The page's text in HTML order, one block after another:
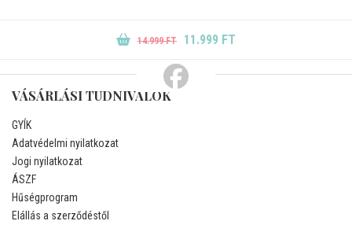
14.999 FT 11.999 FT
VÁSÁRLÁSI TUDNIVALÓK
GYÍK
Adatvédelmi nyilatkozat
Jogi nyilatkozat
ÁSZF
Hűségprogram
Elállás a szerződéstől